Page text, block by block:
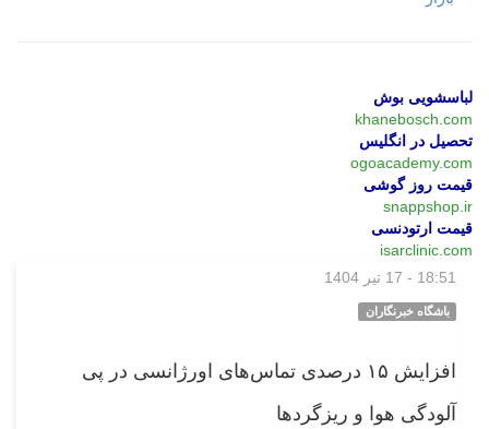
لباسشویی بوش
khanebosch.com
تحصیل در انگلیس
ogoacademy.com
قیمت روز گوشی
snappshop.ir
قیمت ارتودنسی
isarclinic.com
18:51 - 17 تیر 1404
باشگاه خبرنگاران
افزایش ۱۵ درصدی تماس‌های اورژانسی در پی
آلودگی هوا و ریزگرد‌ها